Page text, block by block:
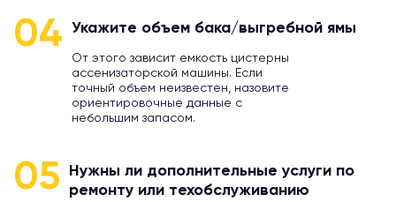
04 Укажите объем бака/выгребной ямы
От этого зависит емкость цистерны
ассенизаторской машины. Если
точный объем неизвестен, назовите
ориентировочные данные с
небольшим запасом.
05
Нужны ли дополнительные услуги по
ремонту или техобслуживанию